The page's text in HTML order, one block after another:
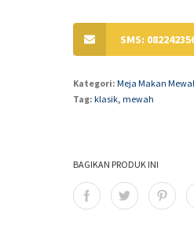
SMS:
Kategori:Meja Makan
Tag:klasik,mewah
BAGIKAN PRODUK INI